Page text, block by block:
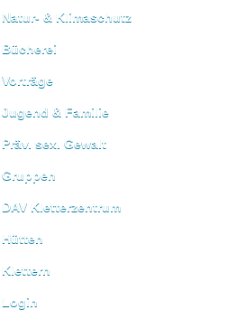
Natur- & Klimaschutz
Bücherei
Vorträge
Jugend & Familie
Präv. sex. Gewalt
Gruppen
DAV Kletterzentrum
Hütten
Klettern
Login